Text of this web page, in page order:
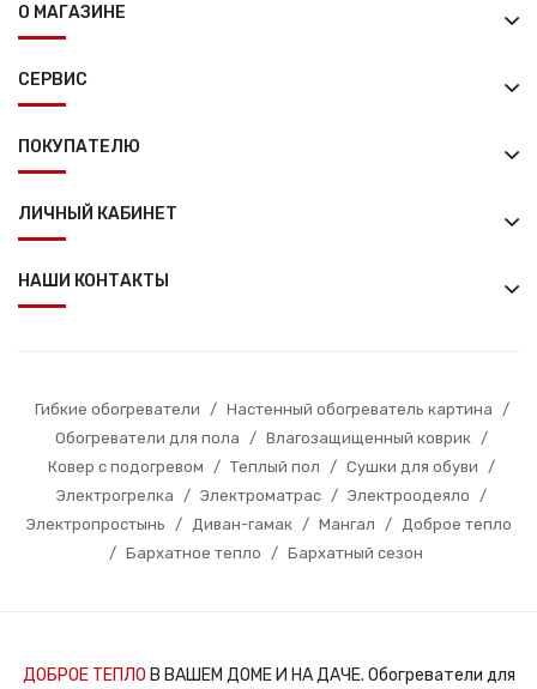
О МАГАЗИНЕ
СЕРВИС
ПОКУПАТЕЛЮ
ЛИЧНЫЙ КАБИНЕТ
НАШИ КОНТАКТЫ
Гибкие обогреватели / Настенный обогреватель картина
/
Обогреватели для пола
/ Влагозащищенный коврик
/
Ковер с подогревом
/ Теплый пол / Сушки для обуви
/
Электрогрелка
/ Электроматрас / Электроодеяло
/
Электропростынь
/ Диван-гамак / Мангал /
Доброе тепло
/ Бархатное тепло / Бархатный сезон
ДОБРОЕ ТЕПЛО В ВАШЕМ ДОМЕ И НА ДАЧЕ. Обогреватели для